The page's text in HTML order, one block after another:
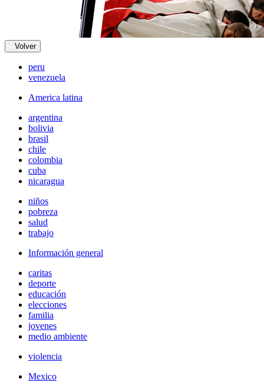
Volver
peru
venezuela
America latina
argentina
bolivia
brasil
chile
colombia
cuba
nicaragua
niños
pobreza
salud
trabajo
Información general
caritas
deporte
educación
elecciones
familia
jovenes
medio ambiente
violencia
Mexico